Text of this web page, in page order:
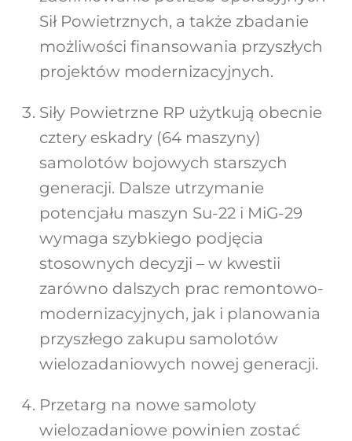
Sił Powietrznych, a także zbadanie
możliwości finansowania przyszłych
projektów modernizacyjnych.
Siły Powietrzne RP użytkują obecnie
cztery eskadry (64 maszyny)
samolotów bojowych starszych
generacji. Dalsze utrzymanie
potencjału maszyn Su-22 i MiG-29
wymaga szybkiego podjęcia
stosownych decyzji – w kwestii
zarówno dalszych prac remontowo-
modernizacyjnych, jak i planowania
przyszłego zakupu samolotów
wielozadaniowych nowej generacji.
Przetarg na nowe samoloty
wielozadaniowe powinien zostać